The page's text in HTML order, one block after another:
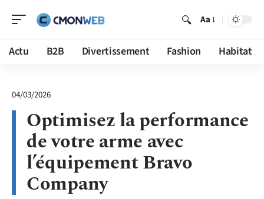
Aa
Actu B2B Divertissement Fashion Habitat
04/03/2026
Optimisez la performance
de votre arme avec
l’équipement Bravo
Company